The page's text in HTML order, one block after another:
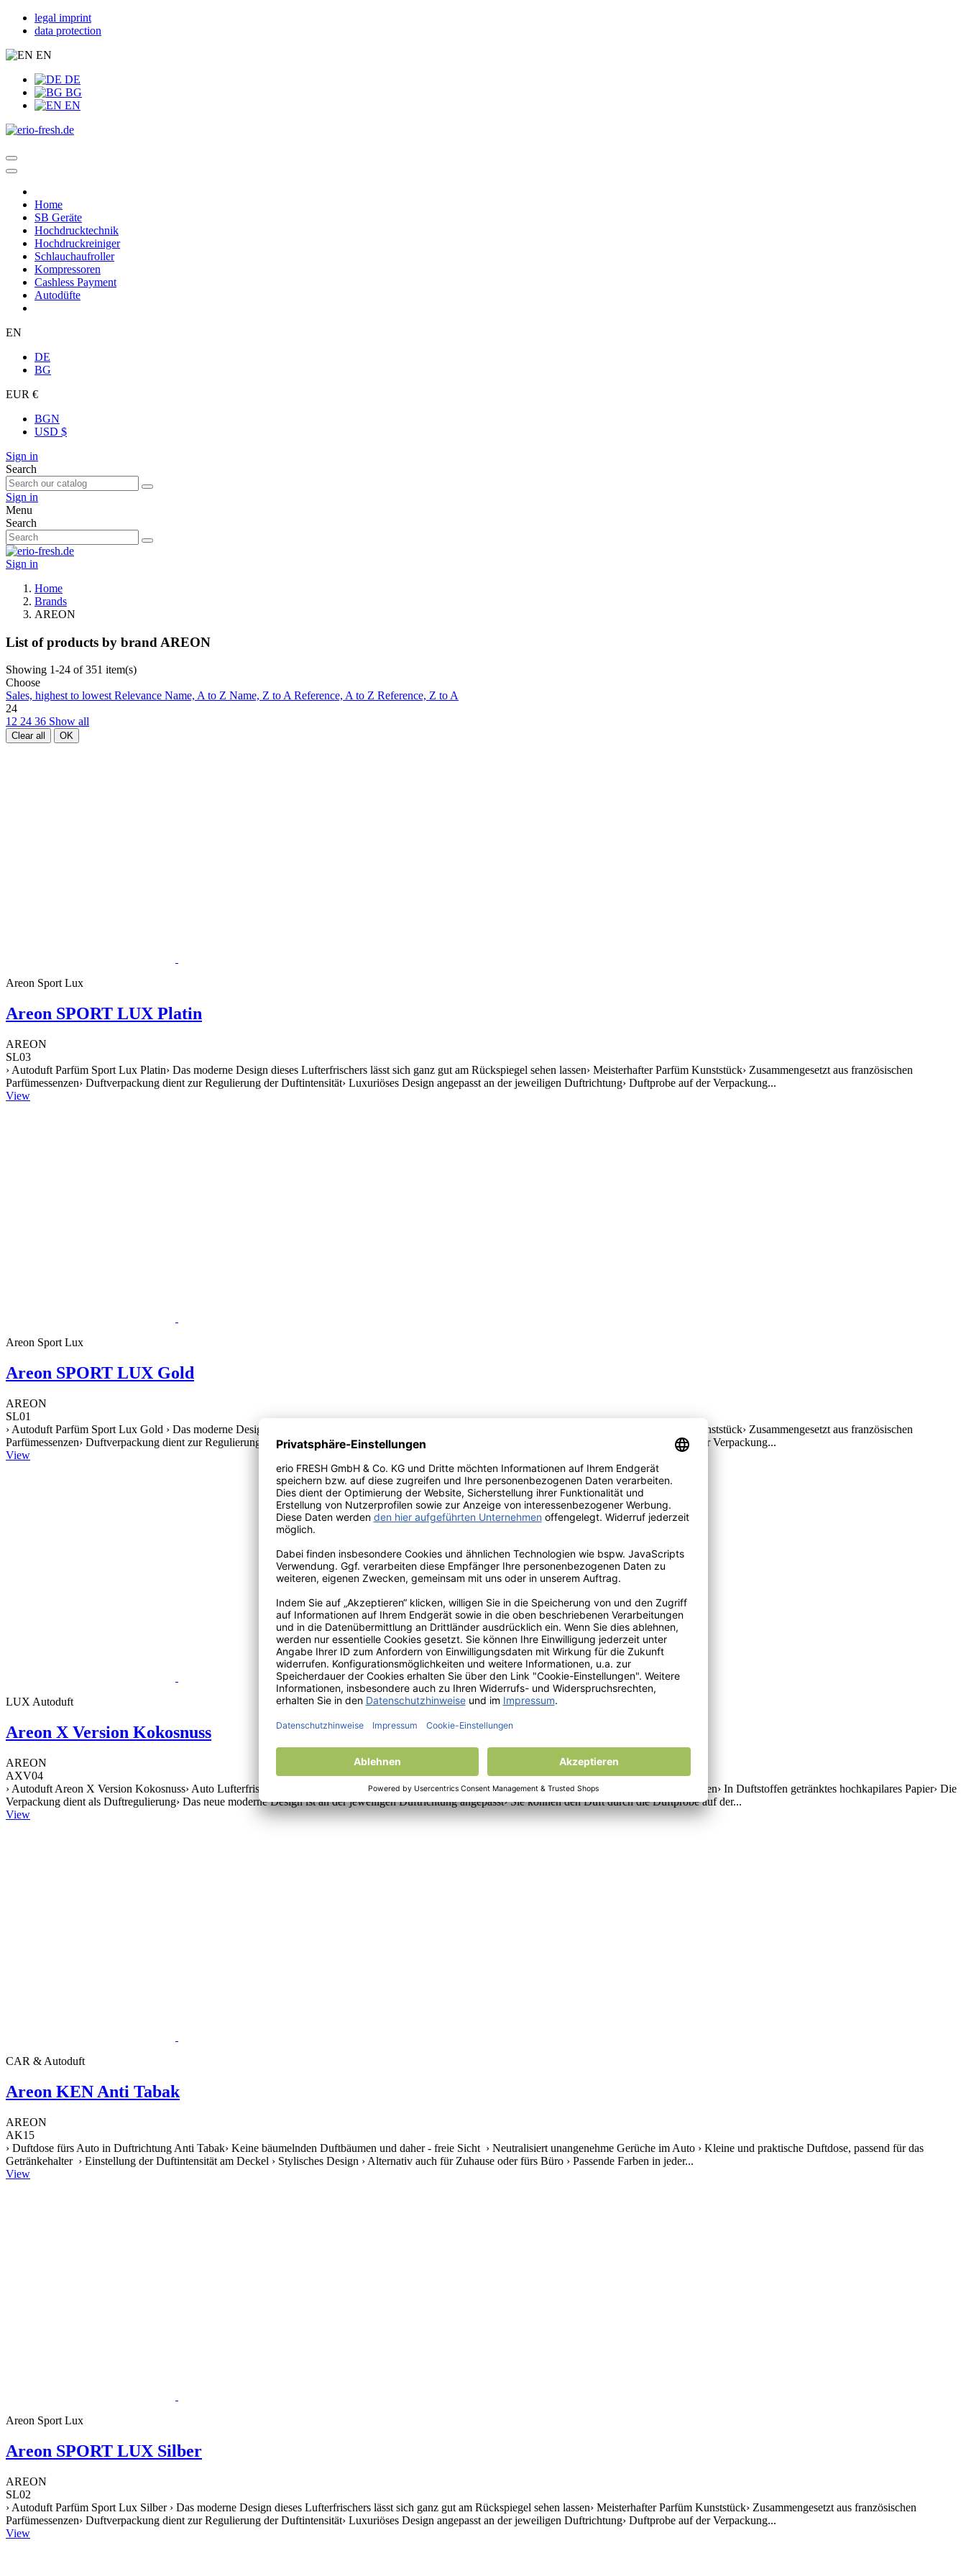
legal imprint
data protection
EN
DE
BG
EN
Home
SB Geräte
Hochdrucktechnik
Hochdruckreiniger
Schlauchaufroller
Kompressoren
Cashless Payment
Autodüfte
EN
DE
BG
EUR €
BGN
USD $
Sign in
Search
Sign in
Menu
Search
Sign in
Home
Brands
AREON
List of products by brand AREON
Showing 1-24 of 351 item(s)
Choose
Sales, highest to lowestRelevance Name, A to Z Name, Z to AReference, A to Z Reference, Z to A
24
12 24 36 Show all
Clear all OK
Areon Sport Lux
Areon SPORT LUX Platin
AREON
SL03
› Autoduft Parfüm Sport Lux Platin› Das moderne Design dieses Lufterfrischers lässt sich ganz gut am Rückspiegel sehen lassen› Meisterhafter Parfüm Kunststück› Zusammengesetzt aus französischen
Parfümessenzen› Duftverpackung dient zur Regulierung der Duftintensität› Luxuriöses Design angepasst an der jeweiligen Duftrichtung› Duftprobe auf der Verpackung...
View
Areon Sport Lux
Areon SPORT LUX Gold
AREON
SL01
› Autoduft Parfüm Sport Lux Gold › Das moderne Design dieses Lufterfrischers lässt sich ganz gut am Rückspiegel sehen lassen› Meisterhafter Parfüm Kunststück› Zusammengesetzt aus französischen
Parfümessenzen› Duftverpackung dient zur Regulierung der Duftintensität› Luxuriöses Design angepasst an der jeweiligen Duftrichtung› Duftprobe auf der Verpackung...
View
LUX Autoduft
Areon X Version Kokosnuss
AREON
AXV04
› Autoduft Areon X Version Kokosnuss› Auto Lufterfrischer zur Befestigung am Rückspiegel im Auto› Kann auch für kleine Räumlichkeiten benutzt werden› In Duftstoffen getränktes hochkapilares Papier› Die
Verpackung dient als Duftregulierung› Das neue moderne Design ist an der jeweiligen Duftrichtung angepasst› Sie können den Duft durch die Duftprobe auf der...
View
CAR & Autoduft
Areon KEN Anti Tabak
AREON
AK15
› Duftdose fürs Auto in Duftrichtung Anti Tabak› Keine bäumelnden Duftbäumen und daher - freie Sicht › Neutralisiert unangenehme Gerüche im Auto › Kleine und praktische Duftdose, passend für das
Getränkehalter › Einstellung der Duftintensität am Deckel › Stylisches Design › Alternativ auch für Zuhause oder fürs Büro › Passende Farben in jeder...
View
Areon Sport Lux
Areon SPORT LUX Silber
AREON
SL02
› Autoduft Parfüm Sport Lux Silber › Das moderne Design dieses Lufterfrischers lässt sich ganz gut am Rückspiegel sehen lassen› Meisterhafter Parfüm Kunststück› Zusammengesetzt aus französischen
Parfümessenzen› Duftverpackung dient zur Regulierung der Duftintensität› Luxuriöses Design angepasst an der jeweiligen Duftrichtung› Duftprobe auf der Verpackung...
View